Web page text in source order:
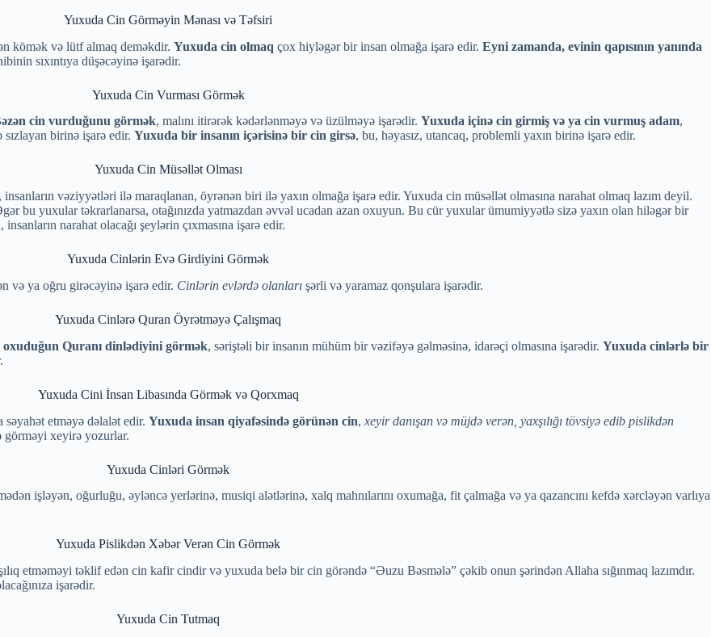
Yuxuda Cin Görməyin Mənası və Təfsiri
kömək və lütf almaq deməkdir. Yuxuda cin olmaq çox hiyləgər bir insan olmağa işarə edir. Eyni zamanda, evinin qapısının yanında
sıxıntıya düşəcəyinə işarədir.
Yuxuda Cin Vurması Görmək
cin vurduğunu görmək, malını itirərək kədərlənməyə və üzülməyə işarədir. Yuxuda içinə cin girmiş və ya cin vurmuş adam,
birinə işarə edir. Yuxuda bir insanın içərisinə bir cin girsə, bu, həyasız, utancaq, problemli yaxın birinə işarə edir.
Yuxuda Cin Müsəllət Olması
, insanların vəziyyətləri ilə maraqlanan, öyrənən biri ilə yaxın olmağa işarə edir. Yuxuda cin müsəllət olmasına narahat olmaq lazım deyil.
bu yuxular təkrarlanarsa, otağınızda yatmazdan əvvəl ucadan azan oxuyun. Bu cür yuxular ümumiyyətlə sizə yaxın olan hiləgər bir
narahat olacağı şeylərin çıxmasına işarə edir.
Yuxuda Cinlərin Evə Girdiyini Görmək
və ya oğru girəcəyinə işarə edir. Cinlərin evlərdə olanları şərli və yaramaz qonşulara işarədir.
Yuxuda Cinlərə Quran Öyrətməyə Çalışmaq
oxuduğun Quranı dinlədiyini görmək, səriştəli bir insanın mühüm bir vəzifəyə gəlməsinə, idarəçi olmasına işarədir. Yuxuda cinlərlə bir
Yuxuda Cini İnsan Libasında Görmək və Qorxmaq
etməyə dəlalət edir. Yuxuda insan qiyafəsində görünən cin, xeyir danışan və müjdə verən, yaxşılığı tövsiyə edib pislikdən
görməyi xeyirə yozurlar.
Yuxuda Cinləri Görmək
işləyən, oğurluğu, əyləncə yerlərinə, musiqi alətlərinə, xalq mahnılarını oxumağa, fit çalmağa və ya qazancını kefdə xərcləyən varlıya
Yuxuda Pislikdən Xəbər Verən Cin Görmək
etməməyi təklif edən cin kafir cindir və yuxuda belə bir cin görəndə “Əuzu Bəsmələ” çəkib onun şərindən Allaha sığınmaq lazımdır.
işarədir.
Yuxuda Cin Tutmaq